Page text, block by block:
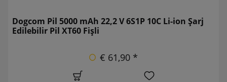
Dogcom Pil 5000 mAh 22,2 V 6S1P 10C Li-ion Şarj
Edilebilir Pil XT60 Fişli
€ 61,90 *